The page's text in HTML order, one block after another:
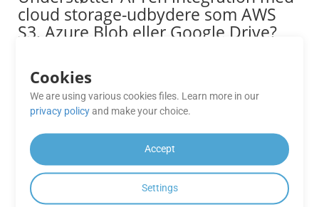
cloud storage-udbydere som AWS
S3, Azure Blob eller Google Drive?
integration med populære cloud-lagringsplatforme, hvilket
tillader direkte filhentning og outputlagring uden
mellemliggende uploads.
Er der tilgængelige SDK’er til
GroupDocs.Conversion Cloud API’er?
GroupDocs.Conversion Cloud leverer SDK’er til forskellige
programmeringssprog såsom .NET, Java, Android, PHP,
Cookies
We are using various cookies files. Learn more in our
privacy policyand make your choice.
Accept
Settings